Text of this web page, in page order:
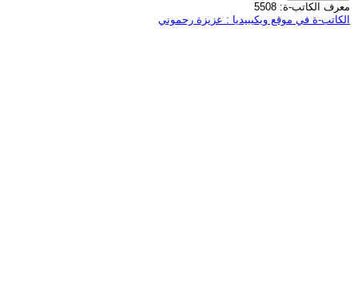
معرف الكاتب-ة: 5508
الكاتب-ة في موقع ويكيبيديا : عزيزة رحموني